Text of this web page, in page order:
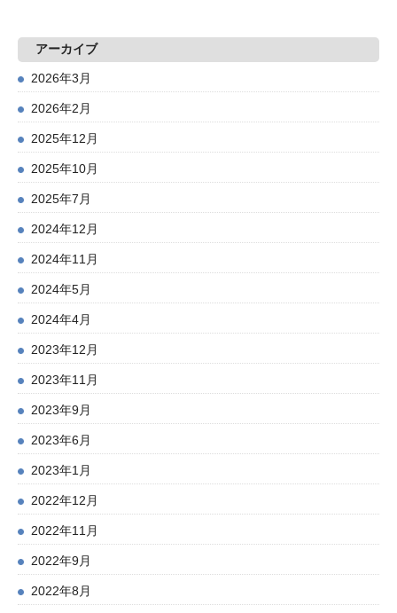
アーカイブ
2026年3月
2026年2月
2025年12月
2025年10月
2025年7月
2024年12月
2024年11月
2024年5月
2024年4月
2023年12月
2023年11月
2023年9月
2023年6月
2023年1月
2022年12月
2022年11月
2022年9月
2022年8月